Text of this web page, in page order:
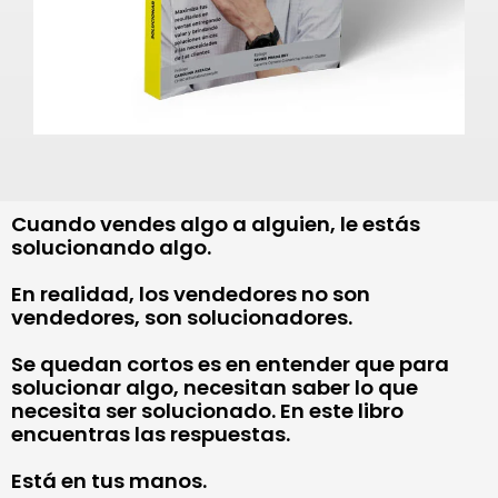
Cuando vendes algo a alguien, le estás
solucionando algo.
En realidad, los vendedores no son
vendedores, son solucionadores.
Se quedan cortos es en entender que para
solucionar algo, necesitan saber lo que
necesita ser solucionado. En este libro
encuentras las respuestas.
Está en tus manos.